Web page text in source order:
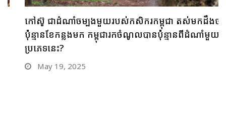
កៅស៊ូ ជាដំណាំចម្បងមួយរបស់កសិករកម្ពុជា តស់មកដឹងថា
ប៉ុន្មានខែកន្លងមក កម្ពុជារកចំណូលបានប៉ុន្មានពីដំណាំមួយ
ប្រភេទនេះ?
May 19, 2025